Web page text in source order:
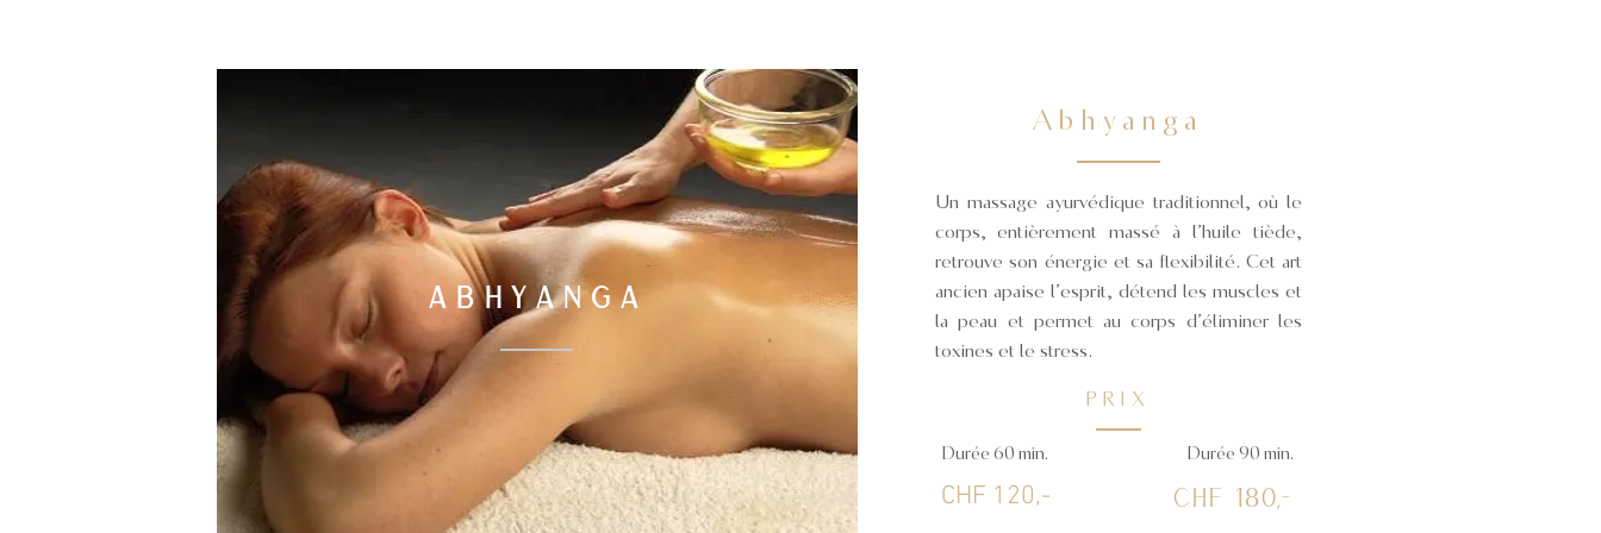
est un système holistique de la santé,
originaire de la culture védique antique, connu et
pratiqué depuis des millénaires en Inde. Considérant la
personne dans sa globalité, l’ayurvéda tend à conduire
l’individu vers la paix intérieure et l’épanouissement au
niveau physique, mental et spirituel.
ABHYANGA
Abhyanga
Un massage ayurvédique traditionnel, où le
corps, entièrement massé à l’huile tiède,
retrouve son énergie et sa flexibilité. Cet art
ancien apaise l’esprit, détend les muscles et
la peau et permet au corps d’éliminer les
toxines et le stress.
PRIX
Durée 60 min.
CHF 120,-
Durée 90 min.
CHF 180,-